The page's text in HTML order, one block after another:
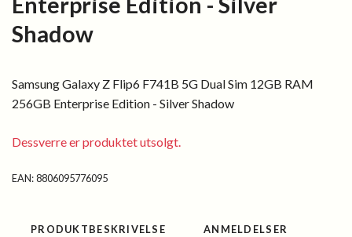
Shadow
Samsung Galaxy Z Flip6 F741B 5G Dual Sim 12GB RAM
256GB Enterprise Edition - Silver Shadow
Dessverre er produktet utsolgt.
EAN:8806095776095
PRODUKTBESKRIVELSE ANMELDELSER